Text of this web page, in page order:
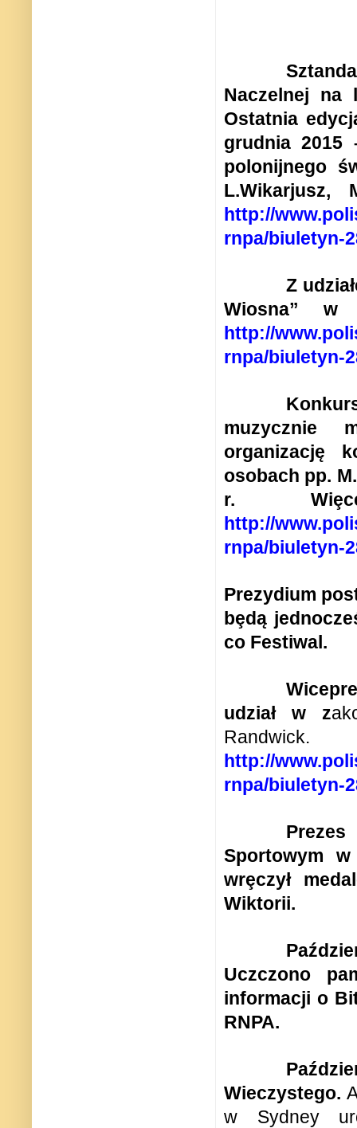
Naczelnej na
Ostatnia
grudnia
polonijnego
L.Wikarjusz,
http://
rnpa/biuletyn-
Z
Wiosna”
http://
rnpa/biuletyn-
muzycznie
organizację
osobach pp.
r.
http://
rnpa/biuletyn-
Prezydium
bȩdą
co Festiwal.
udział w z
http://
rnpa/biuletyn-
Prezes
Sportowym
wrȩczył
Wiktorii.
Uczczono
informacji o
RNPA.
Wieczystego.
w Sydney